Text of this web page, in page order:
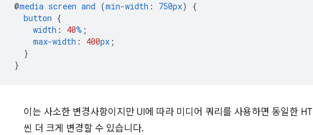
@media screen and (min-width : 750px)
{
button {
width : 40% ;
max-width : 400px ;
}
}
이는 사소한 변경사항이지만 UI에 따라 미디어 쿼리를 사용하면 동일한
씬 더 크게 변경할 수 있습니다.